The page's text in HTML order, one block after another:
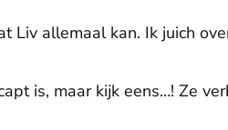
Liv allemaal kan. Ik juich
is, maar kijk eens…! Ze